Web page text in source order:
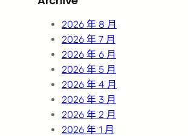
2026 年 8 月
2026 年 7 月
2026 年 6 月
2026 年 5 月
2026 年 4 月
2026 年 3 月
2026 年 2 月
2026 年 1 月